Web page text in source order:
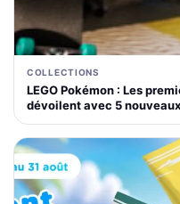
COLLECTIONS
LEGO Pokémon : Les
dévoilent avec 5